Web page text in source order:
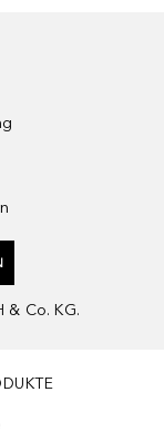
& Co. KG.